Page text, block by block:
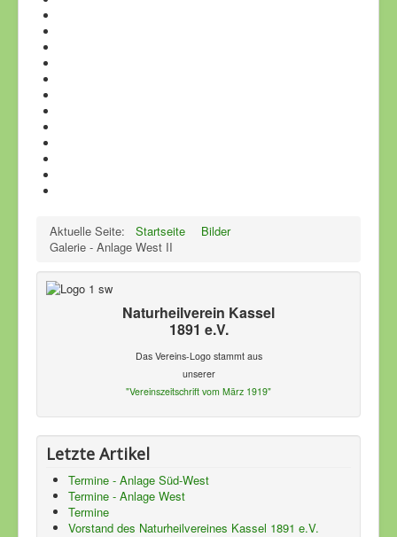
Aktuelle Seite: Startseite
Bilder
Galerie - Anlage West II
Naturheilverein Kassel
1891 e.V.
Das Vereins-Logo stammt aus
unserer
"Vereinszeitschrift vom März 1919"
Letzte Artikel
Termine - Anlage Süd-West
Termine - Anlage West
Termine
Vorstand des Naturheilvereines Kassel 1891 e.V.